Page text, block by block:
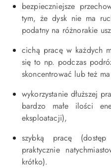
bezpieczniejsze
tym, że dysk nie ma
podatny na różnorakie
cichą pracę w każdych
się to np. podczas
skoncentrować lub też
wykorzystanie dłuższej
bardzo małe ilości
eksploatacji),
szybką pracę
praktycznie
krótko).